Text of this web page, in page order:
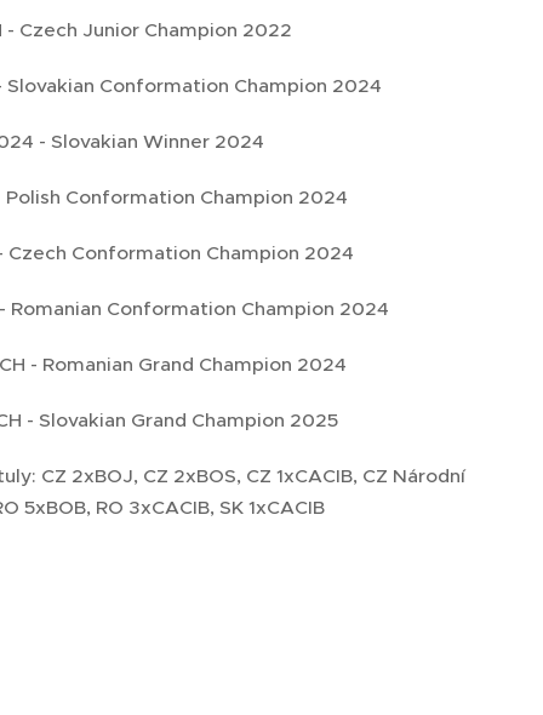
- Czech Junior Champion 2022
Slovakian Conformation Champion 2024
- Slovakian Winner 2024
Polish Conformation Champion 2024
Czech Conformation Champion 2024
- Romanian Conformation Champion 2024
- Romanian Grand Champion 2024
- Slovakian Grand Champion 2025
CZ 2xBOJ, CZ 2xBOS, CZ 1xCACIB, CZ Národní
5xBOB, RO 3xCACIB, SK 1xCACIB